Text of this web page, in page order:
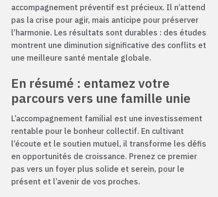
accompagnement préventif est précieux. Il n’attend
pas la crise pour agir, mais anticipe pour préserver
l’harmonie. Les résultats sont durables : des études
montrent une diminution significative des conflits et
une meilleure santé mentale globale.
En résumé : entamez votre
parcours vers une famille unie
L’accompagnement familial est une investissement
rentable pour le bonheur collectif. En cultivant
l’écoute et le soutien mutuel, il transforme les défis
en opportunités de croissance. Prenez ce premier
pas vers un foyer plus solide et serein, pour le
présent et l’avenir de vos proches.